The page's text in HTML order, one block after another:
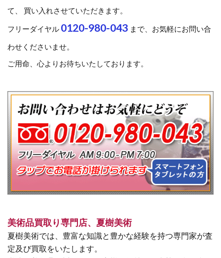
て、 買い入れさせていただきます。
フリーダイヤル 0120-980-043 まで、お気軽にお問い合
わせくださいませ。
ご用命、心よりお待ちいたしております。
美術品買取り専門店、夏樹美術
夏樹美術では、豊富な知識と豊かな経験を持つ専門家が査
定及び買取をいたします。